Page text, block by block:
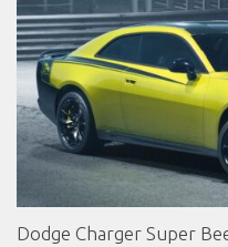
Dodge Charger Super